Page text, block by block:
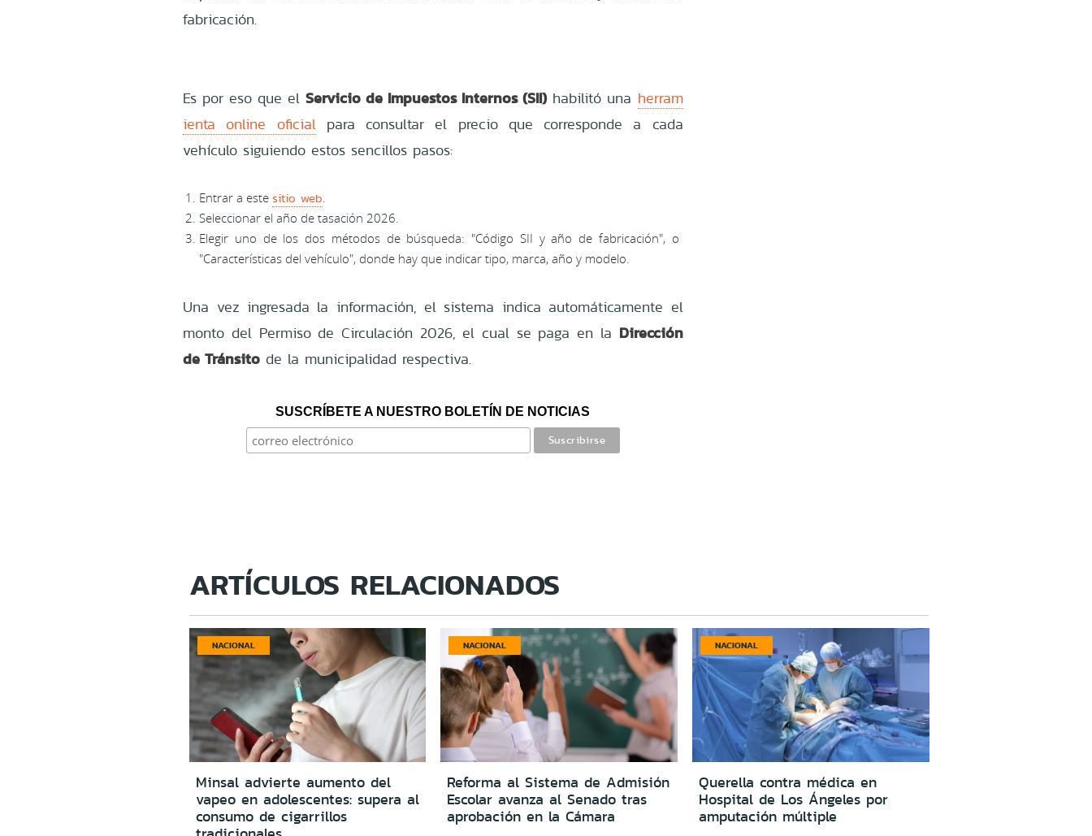
fabricación.
Es por eso que elServicio de Impuestos Internos (SII)habilitó una herram
ienta online oficialpara consultar el precio que corresponde a cada
vehículo siguiendo estos sencillos pasos:
Entrar a estesitio web.
Seleccionar el año de tasación 2026.
Elegir uno de los dos métodos de búsqueda: "Código SII y año de fabricación", o
"Características del vehículo", donde hay que indicar tipo, marca, año y modelo.
Una vez ingresada la información, el sistema indica automáticamente el
monto del Permiso de Circulación 2026, el cual se paga en la Dirección
de Tránsito de la municipalidad respectiva.
SUSCRÍBETE A NUESTRO BOLETÍN DE NOTICIAS
ARTÍCULOS RELACIONADOS
NACIONAL
Minsal advierte aumento del
vapeo en adolescentes: supera al
consumo de cigarrillos
NACIONAL
Reforma al Sistema de Admisión
Escolar avanza al Senado tras
aprobación en la Cámara
NACIONAL
Querella contra médica en
Hospital de Los Ángeles por
amputación múltiple